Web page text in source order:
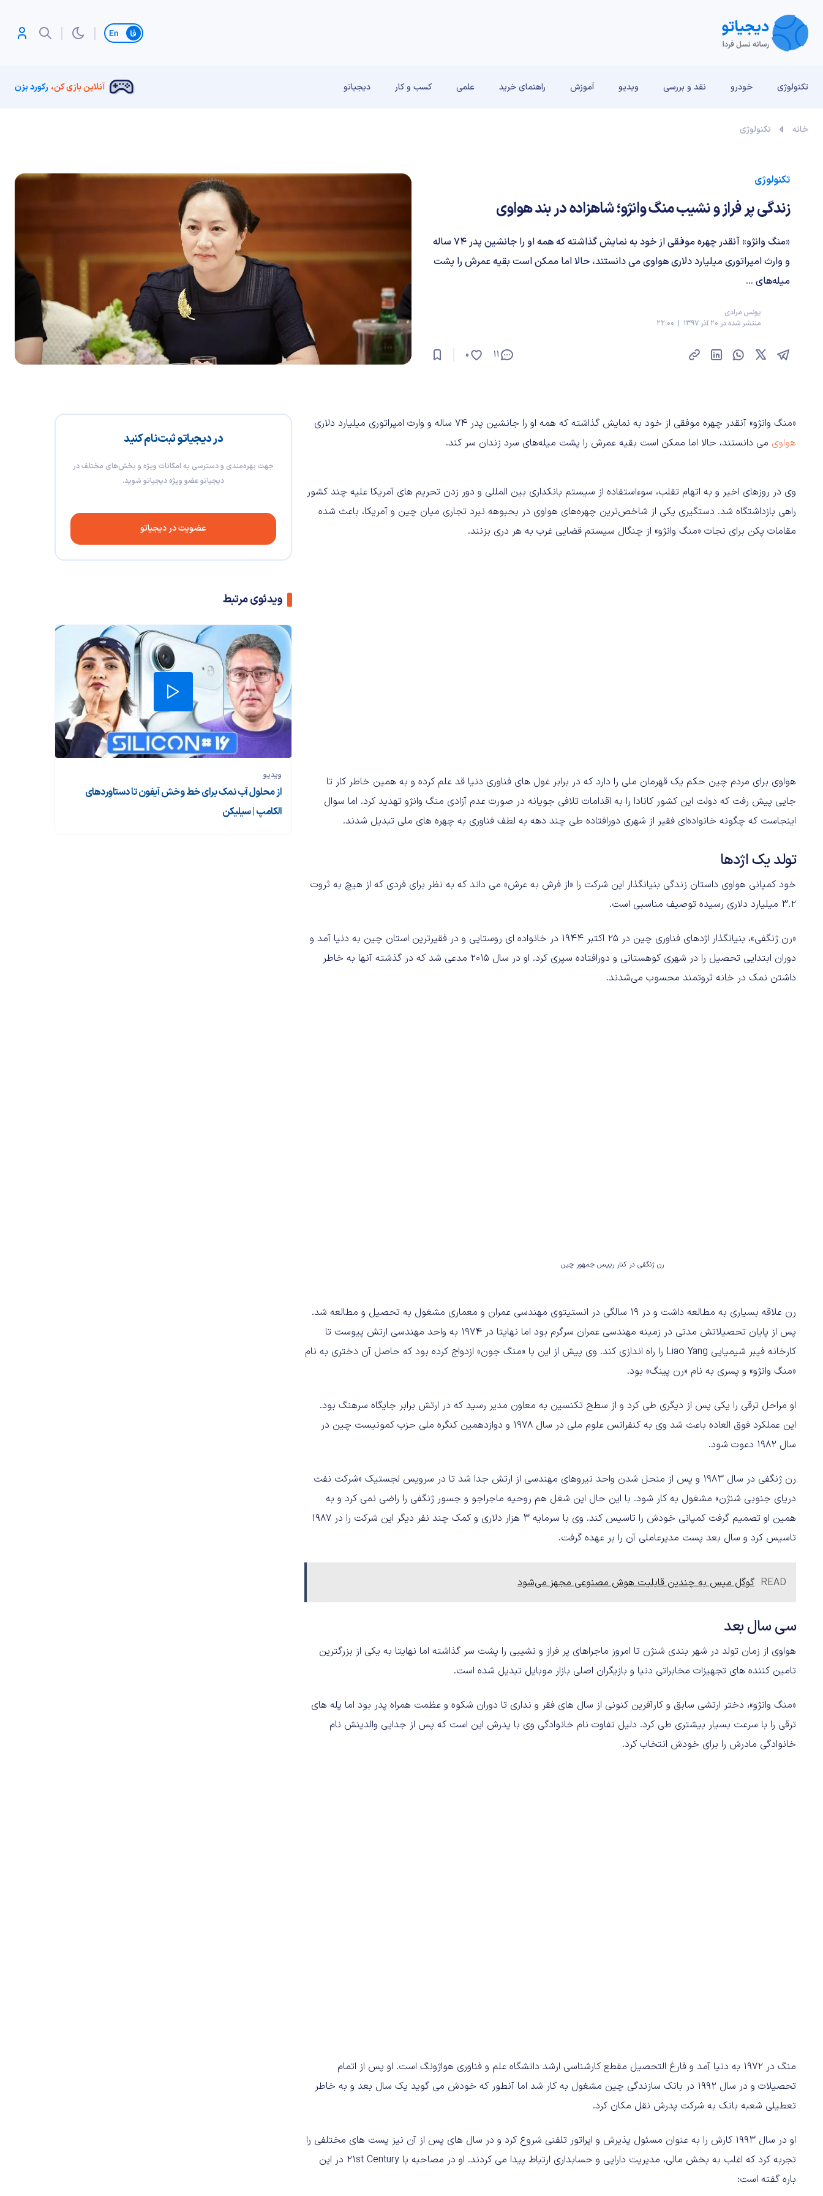
تغییر زبان
تکنولوژی خودرو نقد و بررسی‌ ویدیو آموزش راهنمای خرید علمی کسب و کار دیجیاتو آنلاین بازی کن، رکورد بزن
خانه تکنولوژی
تکنولوژی
زندگی پر فراز و نشیب منگ وانژو؛ شاهزاده در بند هواوی
«منگ وانژو» آنقدر چهره موفقی از خود به نمایش گذاشته که همه او را جانشین پدر ۷۴ ساله
و وارث امپراتوری میلیارد دلاری هواوی می دانستند، حالا اما ممکن است بقیه عمرش را پشت
میله‌های ...
یونس مرادی
منتشر شده در 20 آذر 1397 | 22:00
11
0
در دیجیاتو ثبت‌نام کنید
جهت بهره‌مندی و دسترسی به امکانات ویژه و بخش‌های مختلف در
دیجیاتو عضو ویژه دیجیاتو شوید.
عضویت در دیجیاتو
ویدئوی مرتبط
ویدیو
از محلول آب نمک برای خط‌ وخش آیفون تا دستاوردهای
الکامپ |‌ سیلیکن
«منگ وانژو» آنقدر چهره موفقی از خود به نمایش گذاشته که همه او را جانشین پدر ۷۴ ساله و وارث امپراتوری میلیارد دلاری
هواوی می دانستند، حالا اما ممکن است بقیه عمرش را پشت میله‌های سرد زندان سر کند.
وی در روزهای اخیر و به اتهام تقلب، سوءاستفاده از سیستم بانکداری بین المللی و دور زدن تحریم های آمریکا علیه چند کشور
راهی بازداشتگاه شد. دستگیری یکی از شاخص‌ترین چهره‌های هواوی در بحبوهه نبرد تجاری میان چین و آمریکا، باعث شده
مقامات پکن برای نجات «منگ وانژو» از چنگال سیستم قضایی غرب به هر دری بزنند.
هواوی برای مردم چین حکم یک قهرمان ملی را دارد که در برابر غول های فناوری دنیا قد علم کرده و به همین خاطر کار تا
جایی پیش رفت که دولت این کشور کانادا را به اقدامات تلافی جویانه در صورت عدم آزادی منگ وانژو تهدید کرد. اما سوال
اینجاست که چگونه خانواده‌ای فقیر از شهری دورافتاده طی چند دهه به لطف فناوری به چهره های ملی تبدیل شدند.
تولد یک اژدها
خود کمپانی هواوی داستان زندگی بنیانگذار این شرکت را «از فرش به عرش» می داند که به نظر برای فردی که از هیچ به ثروت
۳.۲ میلیارد دلاری رسیده توصیف مناسبی است.
«رن ژنگفی»، بنیانگذار اژدهای فناوری چین در ۲۵ اکتبر ۱۹۴۴ در خانواده ای روستایی و در فقیرترین استان چین به دنیا آمد و
دوران ابتدایی تحصیل را در شهری کوهستانی و دورافتاده سپری کرد. او در سال ۲۰۱۵ مدعی شد که در گذشته‌ آنها به خاطر
داشتن نمک در خانه ثروتمند محسوب می‌شدند.
رن ژنگفی در کنار رییس جمهور چین
رن علاقه بسیاری به مطالعه داشت و در ۱۹ سالگی در انستیتوی مهندسی عمران و معماری مشغول به تحصیل و مطالعه شد.
پس از پایان تحصیلاتش مدتی در زمینه مهندسی عمران سرگرم بود اما نهایتا در ۱۹۷۴ به واحد مهندسی ارتش پیوست تا
کارخانه فیبر شیمیایی Liao Yang را راه اندازی کند. وی پیش از این با «منگ جون» ازدواج کرده بود که حاصل آن دختری به نام
«منگ وانژو» و پسری به نام «رن پینگ» بود.
او مراحل ترقی را یکی پس از دیگری طی کرد و از سطح تکنسین به معاون مدیر رسید که در ارتش برابر جایگاه سرهنگ بود.
این عملکرد فوق العاده باعث شد وی به کنفرانس علوم ملی در سال ۱۹۷۸ و دوازدهمین کنگره ملی حزب کمونیست چین در
سال ۱۹۸۲ دعوت شود.
رن ژنگفی در سال ۱۹۸۳ و پس از منحل شدن واحد نیروهای مهندسی از ارتش جدا شد تا در سرویس لجستیک «شرکت نفت
دریای جنوبی شنژن» مشغول به کار شود. با این حال این شغل هم روحیه ماجراجو و جسور ژنگفی را راضی نمی کرد و به
همین او تصمیم گرفت کمپانی خودش را تاسیس کند. وی با سرمایه ۳ هزار دلاری و کمک چند نفر دیگر این شرکت را در ۱۹۸۷
تاسیس کرد و سال بعد پست مدیرعاملی آن را بر عهده گرفت.
READ گوگل مپس به چندین قابلیت هوش مصنوعی مجهز می‌شود
سی سال بعد
هواوی از زمان تولد در شهر بندی شنژن تا امروز ماجراهای پر فراز و نشیبی را پشت سر گذاشته اما نهایتا به یکی از بزرگترین
تامین کننده های تجهیزات مخابراتی دنیا و بازیگران اصلی بازار موبایل تبدیل شده است.
«منگ وانژو»، دختر ارتشی سابق و کارآفرین کنونی از سال های فقر و نداری تا دوران شکوه و عظمت همراه پدر بود اما پله های
ترقی را با سرعت بسیار بیشتری طی کرد. دلیل تفاوت نام خانوادگی وی با پدرش این است که پس از جدایی والدینش نام
خانوادگی مادرش را برای خودش انتخاب کرد.
منگ در ۱۹۷۲ به دنیا آمد و فارغ التحصیل مقطع کارشناسی ارشد دانشگاه علم و فناوری هواژونگ است. او پس از اتمام
تحصیلات و در سال ۱۹۹۲ در بانک سازندگی چین مشغول به کار شد اما آنطور که خودش می گوید یک سال بعد و به خاطر
تعطیلی شعبه بانک به شرکت پدرش نقل مکان کرد.
او در سال ۱۹۹۳ کارش را به عنوان مسئول پذیرش و اپراتور تلفنی شروع کرد و در سال های پس از آن نیز پست های مختلفی را
تجربه کرد که اغلب به بخش مالی، مدیریت دارایی و حسابداری ارتباط پیدا می کردند. او در مصاحبه با 21st Century در این
باره گفته است: